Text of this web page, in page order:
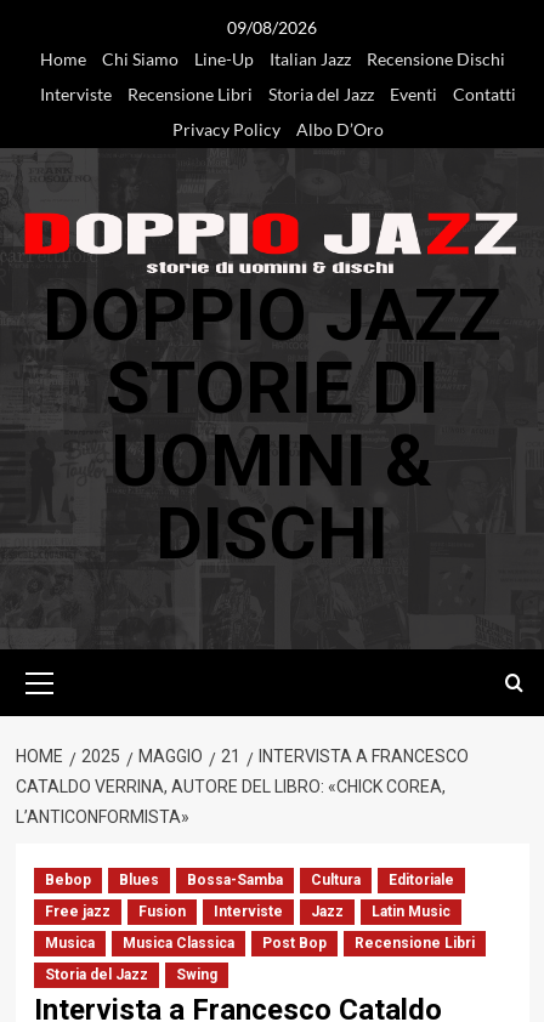
09/08/2026
Home
Chi Siamo Line-Up Italian Jazz
Recensione Dischi
Interviste
Recensione Libri Storia del Jazz Eventi
Contatti
Privacy Policy
Albo D’Oro
DOPPIO JAZZ
STORIE DI
UOMINI &
DISCHI
principale
HOME 2025 MAGGIO 21
INTERVISTA A FRANCESCO
CATALDO VERRINA, AUTORE DEL LIBRO: «CHICK COREA,
L’ANTICONFORMISTA»
Bebop Blues Bossa-Samba Cultura
Editoriale
Free jazz
Fusion Interviste Jazz
Latin Music
Musica
Musica Classica Post Bop
Recensione Libri
Storia del Jazz
Swing
Intervista a Francesco Cataldo